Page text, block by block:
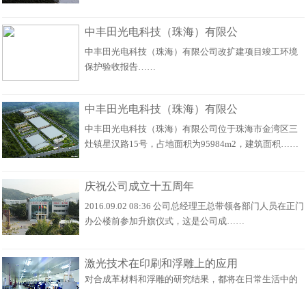
中丰田光电科技（珠海）有限公
中丰田光电科技（珠海）有限公司改扩建项目竣工环境
保护验收报告……
中丰田光电科技（珠海）有限公
中丰田光电科技（珠海）有限公司位于珠海市金湾区三
灶镇星汉路15号，占地面积为95984m2，建筑面积……
庆祝公司成立十五周年
2016.09.02 08:36 公司总经理王总带领各部门人员在正门
办公楼前参加升旗仪式，这是公司成……
激光技术在印刷和浮雕上的应用
对合成革材料和浮雕的研究结果，都将在日常生活中的